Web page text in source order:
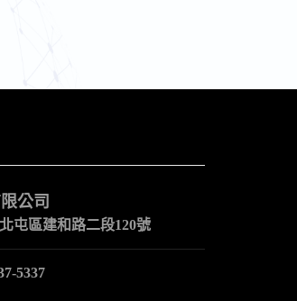
公司
屯區建和路二段120號
5337